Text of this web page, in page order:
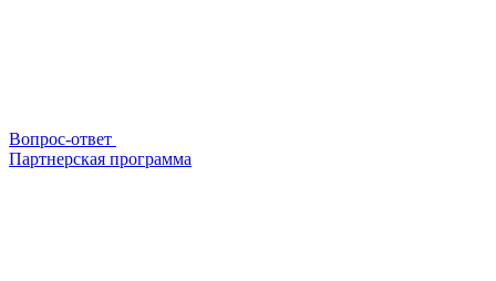
Вопрос-ответ
Партнерская программа